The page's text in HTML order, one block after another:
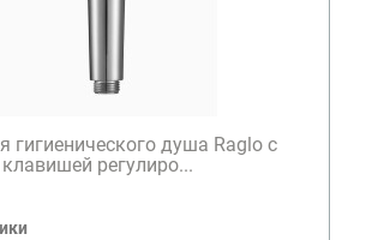
гигиенического душа Raglo с
клавишей регулиро...